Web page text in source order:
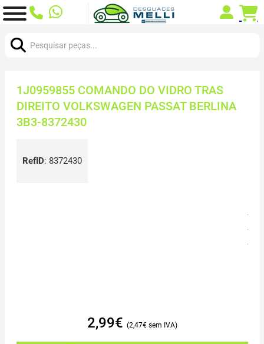
1J0959855 COMANDO DO VIDRO TRAS
DIREITO VOLKSWAGEN PASSAT BERLINA
3B3-8372430
RefID: 8372430
2,99€ 2,47€